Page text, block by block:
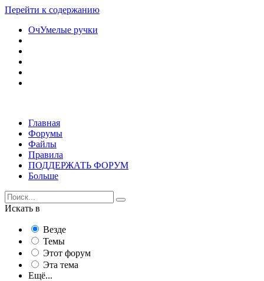
Перейти к содержанию
ОчУмелые ручки
Главная
Форумы
Файлы
Правила
ПОДДЕРЖАТЬ ФОРУМ
Больше
Искать в
Везде
Темы
Этот форум
Эта тема
Ещё...